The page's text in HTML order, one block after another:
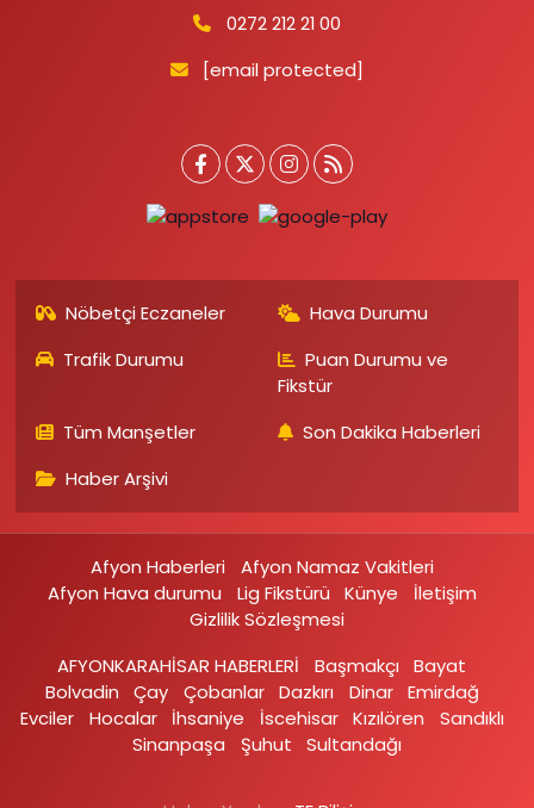
0272 212 21 00
[email protected]
Nöbetçi Eczaneler
Hava Durumu
Trafik Durumu
Puan Durumu ve
Fikstür
Tüm Manşetler
Son Dakika Haberleri
Haber Arşivi
Afyon Haberleri
Afyon Namaz Vakitleri
Afyon Hava durumu
Lig Fikstürü Künye
İletişim
Gizlilik Sözleşmesi
AFYONKARAHİSAR HABERLERİ
Başmakçı
Bayat
Bolvadin
Çay Çobanlar Dazkırı Dinar Emirdağ‎
Evciler‎
Hocalar İhsaniye‎ İscehisar Kızılören‎
Sandıklı‎
Sinanpaşa
Şuhut Sultandağı